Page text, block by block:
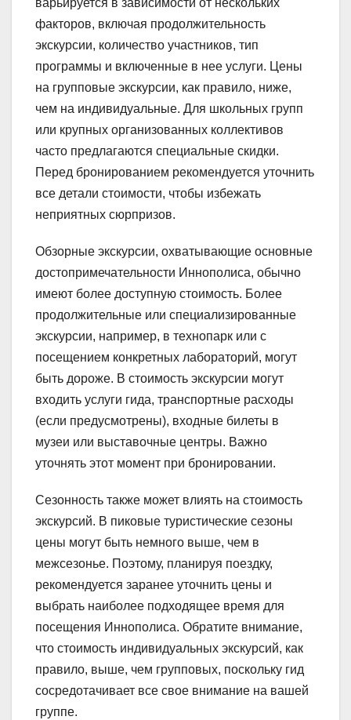
варьируется в зависимости от нескольких
факторов, включая продолжительность
экскурсии, количество участников, тип
программы и включенные в нее услуги. Цены
на групповые экскурсии, как правило, ниже,
чем на индивидуальные. Для школьных групп
или крупных организованных коллективов
часто предлагаются специальные скидки.
Перед бронированием рекомендуется уточнить
все детали стоимости, чтобы избежать
неприятных сюрпризов.
Обзорные экскурсии, охватывающие основные
достопримечательности Иннополиса, обычно
имеют более доступную стоимость. Более
продолжительные или специализированные
экскурсии, например, в технопарк или с
посещением конкретных лабораторий, могут
быть дороже. В стоимость экскурсии могут
входить услуги гида, транспортные расходы
(если предусмотрены), входные билеты в
музеи или выставочные центры. Важно
уточнять этот момент при бронировании.
Сезонность также может влиять на стоимость
экскурсий. В пиковые туристические сезоны
цены могут быть немного выше, чем в
межсезонье. Поэтому, планируя поездку,
рекомендуется заранее уточнить цены и
выбрать наиболее подходящее время для
посещения Иннополиса. Обратите внимание,
что стоимость индивидуальных экскурсий, как
правило, выше, чем групповых, поскольку гид
сосредотачивает все свое внимание на вашей
группе.